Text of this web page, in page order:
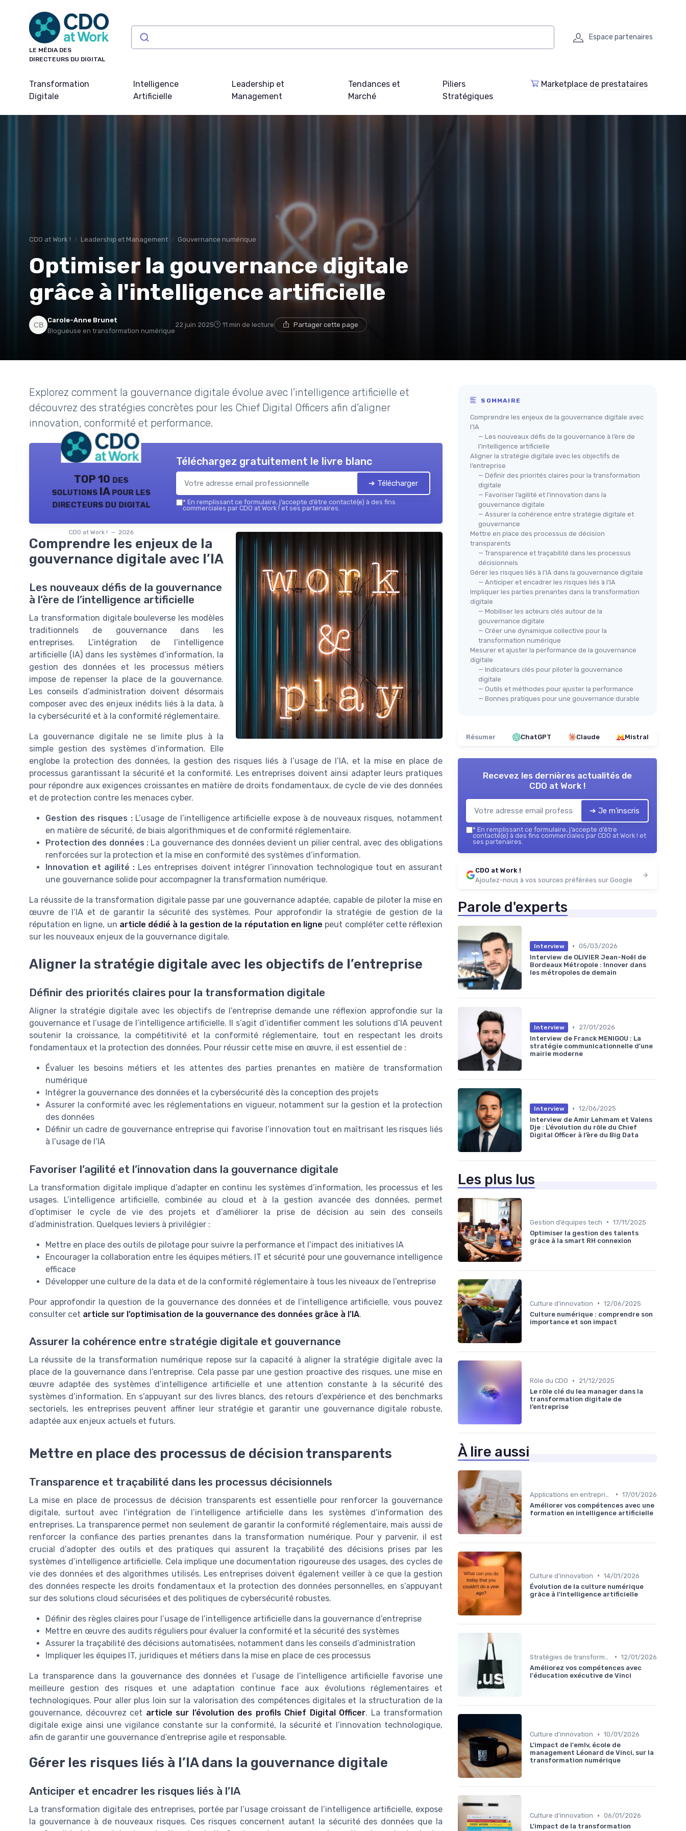
LE MÉDIA DES
DIRECTEURS DU DIGITAL
Espace partenaires
Transformation
Digitale
Intelligence
Artificielle
Leadership et
Management
Tendances et
Marché
Piliers
Stratégiques
Marketplace de prestataires
CDO at Work ! Leadership et Management Gouvernance numérique
Optimiser la gouvernance digitale
grâce à l'intelligence artificielle
Carole-Anne Brunet
Blogueuse en transformation numérique
22 juin 2025 11 min de lecture Partager cette page
Explorez comment la gouvernance digitale évolue avec l’intelligence artificielle et
découvrez des stratégies concrètes pour les Chief Digital Officers afin d’aligner
innovation, conformité et performance.
TOP 10 des
solutions IA pour les
directeurs du digital
CDO at Work ! — 2026
Téléchargez gratuitement le livre blanc
➔ Télécharger
* En remplissant ce formulaire, j’accepte d’être contacté(e) à des fins
commerciales par CDO at Work ! et ses partenaires.
Comprendre les enjeux de la
gouvernance digitale avec l’IA
Les nouveaux défis de la gouvernance
à l’ère de l’intelligence artificielle
La transformation digitale bouleverse les modèles
traditionnels de gouvernance dans les
entreprises. L’intégration de l’intelligence
artificielle (IA) dans les systèmes d’information, la
gestion des données et les processus métiers
impose de repenser la place de la gouvernance.
Les conseils d’administration doivent désormais
composer avec des enjeux inédits liés à la data, à
la cybersécurité et à la conformité réglementaire.
La gouvernance digitale ne se limite plus à la
simple gestion des systèmes d’information. Elle
englobe la protection des données, la gestion des risques liés à l’usage de l’IA, et la mise en place de
processus garantissant la sécurité et la conformité. Les entreprises doivent ainsi adapter leurs pratiques
pour répondre aux exigences croissantes en matière de droits fondamentaux, de cycle de vie des données
et de protection contre les menaces cyber.
Gestion des risques :L’usage de l’intelligence artificielle expose à de nouveaux risques, notamment
en matière de sécurité, de biais algorithmiques et de conformité réglementaire.
Protection des données : La gouvernance des données devient un pilier central, avec des obligations
renforcées sur la protection et la mise en conformité des systèmes d’information.
Innovation et agilité : Les entreprises doivent intégrer l’innovation technologique tout en assurant
une gouvernance solide pour accompagner la transformation numérique.
La réussite de la transformation digitale passe par une gouvernance adaptée, capable de piloter la mise en
œuvre de l’IA et de garantir la sécurité des systèmes. Pour approfondir la stratégie de gestion de la
réputation en ligne, un article dédié à la gestion de la réputation en ligne peut compléter cette réflexion
sur les nouveaux enjeux de la gouvernance digitale.
Aligner la stratégie digitale avec les objectifs de l’entreprise
Définir des priorités claires pour la transformation digitale
Aligner la stratégie digitale avec les objectifs de l’entreprise demande une réflexion approfondie sur la
gouvernance et l’usage de l’intelligence artificielle. Il s’agit d’identifier comment les solutions d’IA peuvent
soutenir la croissance, la compétitivité et la conformité réglementaire, tout en respectant les droits
fondamentaux et la protection des données. Pour réussir cette mise en œuvre, il est essentiel de :
Évaluer les besoins métiers et les attentes des parties prenantes en matière de transformation
numérique
Intégrer la gouvernance des données et la cybersécurité dès la conception des projets
Assurer la conformité avec les réglementations en vigueur, notamment sur la gestion et la protection
des données
Définir un cadre de gouvernance entreprise qui favorise l’innovation tout en maîtrisant les risques liés
à l’usage de l’IA
Favoriser l’agilité et l’innovation dans la gouvernance digitale
La transformation digitale implique d’adapter en continu les systèmes d’information, les processus et les
usages. L’intelligence artificielle, combinée au cloud et à la gestion avancée des données, permet
d’optimiser le cycle de vie des projets et d’améliorer la prise de décision au sein des conseils
d’administration. Quelques leviers à privilégier :
Mettre en place des outils de pilotage pour suivre la performance et l’impact des initiatives IA
Encourager la collaboration entre les équipes métiers, IT et sécurité pour une gouvernance intelligence
efficace
Développer une culture de la data et de la conformité réglementaire à tous les niveaux de l’entreprise
Pour approfondir la question de la gouvernance des données et de l’intelligence artificielle, vous pouvez
consulter cet article sur l’optimisation de la gouvernance des données grâce à l’IA.
Assurer la cohérence entre stratégie digitale et gouvernance
La réussite de la transformation numérique repose sur la capacité à aligner la stratégie digitale avec la
place de la gouvernance dans l’entreprise. Cela passe par une gestion proactive des risques, une mise en
œuvre adaptée des systèmes d’intelligence artificielle et une attention constante à la sécurité des
systèmes d’information. En s’appuyant sur des livres blancs, des retours d’expérience et des benchmarks
sectoriels, les entreprises peuvent affiner leur stratégie et garantir une gouvernance digitale robuste,
adaptée aux enjeux actuels et futurs.
Mettre en place des processus de décision transparents
Transparence et traçabilité dans les processus décisionnels
La mise en place de processus de décision transparents est essentielle pour renforcer la gouvernance
digitale, surtout avec l’intégration de l’intelligence artificielle dans les systèmes d’information des
entreprises. La transparence permet non seulement de garantir la conformité réglementaire, mais aussi de
renforcer la confiance des parties prenantes dans la transformation numérique. Pour y parvenir, il est
crucial d’adopter des outils et des pratiques qui assurent la traçabilité des décisions prises par les
systèmes d’intelligence artificielle. Cela implique une documentation rigoureuse des usages, des cycles de
vie des données et des algorithmes utilisés. Les entreprises doivent également veiller à ce que la gestion
des données respecte les droits fondamentaux et la protection des données personnelles, en s’appuyant
sur des solutions cloud sécurisées et des politiques de cybersécurité robustes.
Définir des règles claires pour l’usage de l’intelligence artificielle dans la gouvernance d’entreprise
Mettre en œuvre des audits réguliers pour évaluer la conformité et la sécurité des systèmes
Assurer la traçabilité des décisions automatisées, notamment dans les conseils d’administration
Impliquer les équipes IT, juridiques et métiers dans la mise en place de ces processus
La transparence dans la gouvernance des données et l’usage de l’intelligence artificielle favorise une
meilleure gestion des risques et une adaptation continue face aux évolutions réglementaires et
technologiques. Pour aller plus loin sur la valorisation des compétences digitales et la structuration de la
gouvernance, découvrez cet article sur l’évolution des profils Chief Digital Officer. La transformation
digitale exige ainsi une vigilance constante sur la conformité, la sécurité et l’innovation technologique,
afin de garantir une gouvernance d’entreprise agile et responsable.
Gérer les risques liés à l’IA dans la gouvernance digitale
Anticiper et encadrer les risques liés à l’IA
La transformation digitale des entreprises, portée par l’usage croissant de l’intelligence artificielle, expose
la gouvernance à de nouveaux risques. Ces risques concernent autant la sécurité des données que la
SOMMAIRE
Comprendre les enjeux de la gouvernance digitale avec
l’IA
— Les nouveaux défis de la gouvernance à l’ère de
l’intelligence artificielle
Aligner la stratégie digitale avec les objectifs de
l’entreprise
— Définir des priorités claires pour la transformation
digitale
— Favoriser l’agilité et l’innovation dans la
gouvernance digitale
— Assurer la cohérence entre stratégie digitale et
gouvernance
Mettre en place des processus de décision
transparents
— Transparence et traçabilité dans les processus
décisionnels
Gérer les risques liés à l’IA dans la gouvernance digitale
— Anticiper et encadrer les risques liés à l’IA
Impliquer les parties prenantes dans la transformation
digitale
— Mobiliser les acteurs clés autour de la
gouvernance digitale
— Créer une dynamique collective pour la
transformation numérique
Mesurer et ajuster la performance de la gouvernance
digitale
— Indicateurs clés pour piloter la gouvernance
digitale
— Outils et méthodes pour ajuster la performance
— Bonnes pratiques pour une gouvernance durable
Résumer ChatGPT Claude Mistral
Recevez les dernières actualités de
CDO at Work !
➔ Je m'inscris
* En remplissant ce formulaire, j’accepte d’être
contacté(e) à des fins commerciales par CDO at Work ! et
ses partenaires.
CDO at Work !
Ajoutez-nous à vos sources préférées sur Google
Parole d'experts
Interview • 05/03/2026
Interview de OLIVIER Jean-Noël de
Bordeaux Métropole : Innover dans
les métropoles de demain
Interview •
27/01/2026
Interview de Franck MENIGOU : La
stratégie communicationnelle d'une
mairie moderne
Interview • 12/06/2025
Interview de Amir Lehmam et Valens
Dje : L’évolution du rôle du Chief
Digital Officer à l’ère du Big Data
Les plus lus
Gestion d’équipes tech • 17/11/2025
Optimiser la gestion des talents
grâce à la smart RH connexion
Culture d'innovation • 12/06/2025
Culture numérique : comprendre son
importance et son impact
Rôle du CDO •
21/12/2025
Le rôle clé du lea manager dans la
transformation digitale de
l’entreprise
À lire aussi
• 17/01/2026
Améliorer vos compétences avec une
formation en intelligence artificielle
Culture d'innovation • 14/01/2026
Évolution de la culture numérique
grâce à l'intelligence artificielle
• 12/01/2026
Améliorez vos compétences avec
l'éducation exécutive de Vinci
Culture d'innovation • 10/01/2026
L'impact de l'emlv, école de
management Léonard de Vinci, sur la
transformation numérique
Culture d'innovation • 06/01/2026
L'impact de la transformation